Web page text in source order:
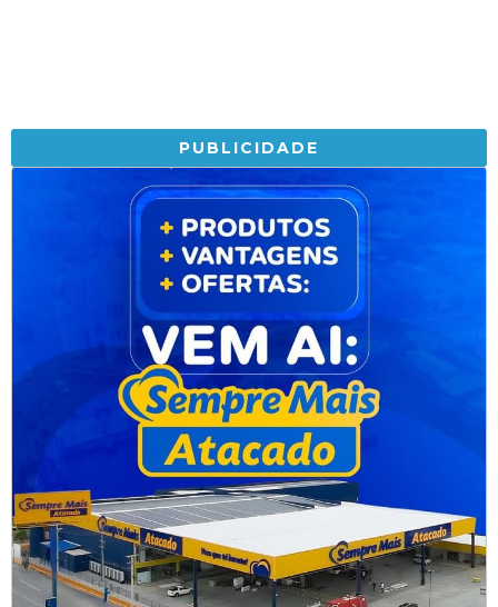
PUBLICIDADE